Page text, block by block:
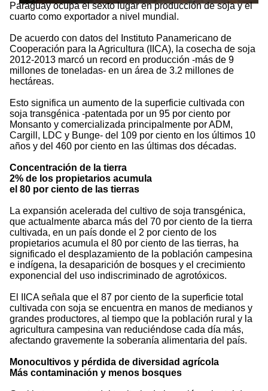
Paraguay ocupa el sexto lugar en producción de soja y el
cuarto como exportador a nivel mundial.
De acuerdo con datos del Instituto Panamericano de
Cooperación para la Agricultura (IICA), la cosecha de soja
2012-2013 marcó un record en producción -más de 9
millones de toneladas- en un área de 3.2 millones de
hectáreas.
Esto significa un aumento de la superficie cultivada con
soja transgénica -patentada por un 95 por ciento por
Monsanto y comercializada principalmente por ADM,
Cargill, LDC y Bunge- del 109 por ciento en los últimos 10
años y del 460 por ciento en las últimas dos décadas.
Concentración de la tierra
2% de los propietarios acumula
el 80 por ciento de las tierras
La expansión acelerada del cultivo de soja transgénica,
que actualmente abarca más del 70 por ciento de la tierra
cultivada, en un país donde el 2 por ciento de los
propietarios acumula el 80 por ciento de las tierras, ha
significado el desplazamiento de la población campesina
e indígena, la desaparición de bosques y el crecimiento
exponencial del uso indiscriminado de agrotóxicos.
El IICA señala que el 87 por ciento de la superficie total
cultivada con soja se encuentra en manos de medianos y
grandes productores, al tiempo que la población rural y la
agricultura campesina van reduciéndose cada día más,
afectando gravemente la soberanía alimentaria del país.
Monocultivos y pérdida de diversidad agrícola
Más contaminación y menos bosques